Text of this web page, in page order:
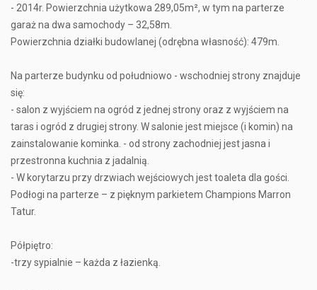
- 2014r. Powierzchnia użytkowa 289,05m², w tym na parterze
garaż na dwa samochody – 32,58m.
Powierzchnia działki budowlanej (odrębna własność): 479m.
Na parterze budynku od południowo - wschodniej strony znajduje
się:
- salon z wyjściem na ogród z jednej strony oraz z wyjściem na
taras i ogród z drugiej strony. W salonie jest miejsce (i komin) na
zainstalowanie kominka. - od strony zachodniej jest jasna i
przestronna kuchnia z jadalnią.
- W korytarzu przy drzwiach wejściowych jest toaleta dla gości.
Podłogi na parterze – z pięknym parkietem Champions Marron
Tatur.
Półpiętro:
-trzy sypialnie – każda z łazienką.